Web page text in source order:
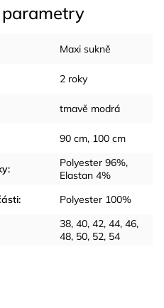
Maxi sukně
2 roky
tmavě modrá
90 cm, 100 cm
:
Polyester 96%,
Elastan 4%
: Polyester 100%
38, 40, 42, 44, 46,
48, 50, 52, 54